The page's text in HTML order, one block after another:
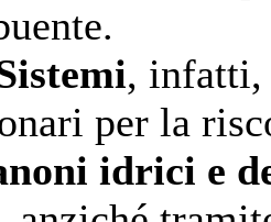
, infatti,
per la
idrici e